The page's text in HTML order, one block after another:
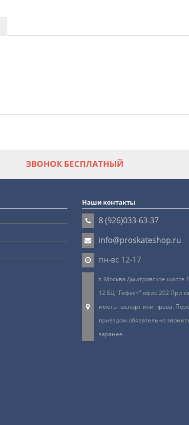
ЗВОНОК БЕСПЛАТНЫЙ
Наши контакты
8 (926)033-63-37
info@proskateshop.ru
пн-вс 12-17
г. Москва Дмитровское шоссе
12 БЦ "Гефест" офис 202 При
иметь паспорт или права.
приездом обязательно
заранее.